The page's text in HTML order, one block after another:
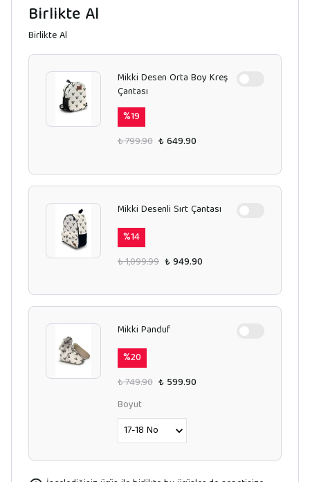
Birlikte Al
Birlikte Al
Mikki Desen Orta Boy Kreş
Çantası
%19
₺ 799.90 ₺ 649.90
Mikki Desenli Sırt Çantası
%14
₺ 1,099.99 ₺ 949.90
Mikki Panduf
%20
₺ 749.90 ₺ 599.90
Boyut